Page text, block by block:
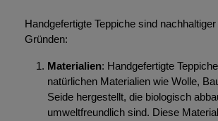
Handgefertigte Teppiche sind
Gründen:
Materialien: Handgefertigte
natürlichen Materialien wie Wolle,
Seide hergestellt, die biologisch
umweltfreundlich sind. Diese